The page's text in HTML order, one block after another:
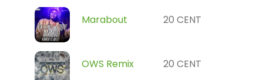
Marabout 20 CENT
OWS Remix 20 CENT